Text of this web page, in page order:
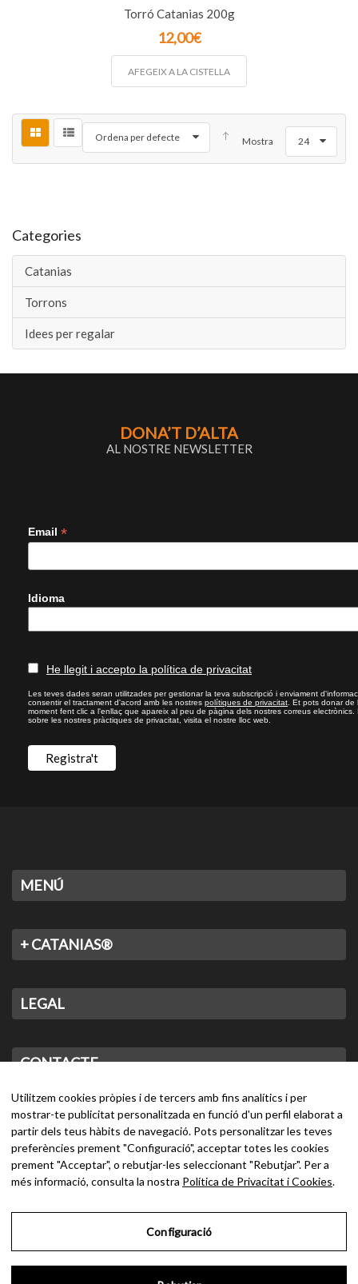
Categories
Catanias
Torrons
Idees per regalar
Torró Catanias 200g
12,00€
AFEGEIX A LA CISTELLA
Ordena per defecte Mostra 24
DONA’T D’ALTA
AL NOSTRE NEWSLETTER
Email *
Idioma
He llegit i accepto la política de privacitat
Les teves dades seran utilitzades per gestionar la teva subscripció i enviament
consentir el tractament d'acord amb les nostres polítiques de privacitat . Et pots donar
moment fent clic a l'enllaç que apareix al peu de pàgina dels nostres correus electrònics.
sobre les nostres pràctiques de privacitat, visita el nostre lloc web.
MENÚ
+ CATANIAS®
LEGAL
CONTACTE
Utilitzem cookies pròpies i de tercers amb fins analítics i per
mostrar-te publicitat personalitzada en funció d'un perfil elaborat a
partir dels teus hàbits de navegació. Pots personalitzar les teves
preferències prement "Configuració", acceptar totes les cookies
prement "Acceptar", o rebutjar-les seleccionant "Rebutjar". Per a
més informació, consulta la nostra Política de Privacitat i Cookies.
Configuració